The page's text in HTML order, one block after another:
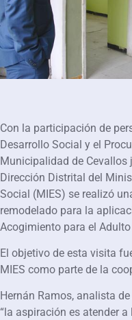
Con la participación de
Desarrollo Social y el
Municipalidad de Cevallos
Dirección Distrital del
Social (MIES) se realizó
remodelado para la
Acogimiento para el
El objetivo de esta visita
MIES como parte de la
Hernán Ramos, analista
“la aspiración es atender